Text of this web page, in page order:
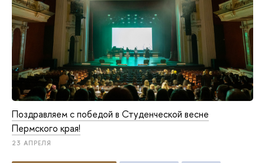
Поздравляем с победой в Студенческой весне
Пермского края!
23 АПРЕЛЯ